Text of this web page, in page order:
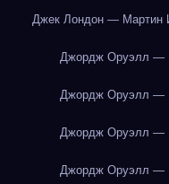
Джек Лондон — Мартин
Джордж Оруэлл —
Джордж Оруэлл —
Джордж Оруэлл —
Джордж Оруэлл —